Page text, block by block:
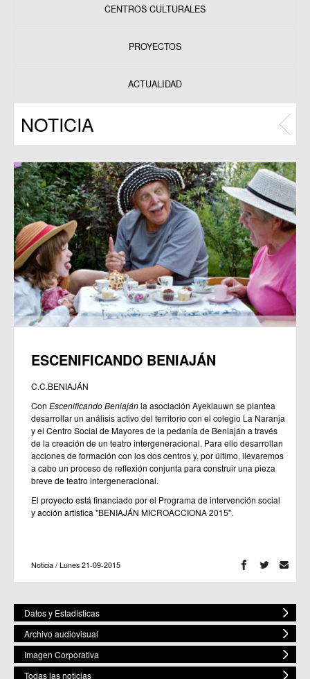
CENTROS CULTURALES
PROYECTOS
Programas
ACTUALIDAD
NOTICIA
ESCENIFICANDO BENIAJÁN
C.C.BENIAJÁN
Con Escenificando Beniajánla asociación Ayeklauwn se plantea
desarrollar un análisis activo del territorio con el colegio La Naranja
y el Centro Social de Mayores de la pedanía de Beniaján a través
de la creación de un teatro intergeneracional. Para ello desarrollan
acciones de formación con los dos centros y, por último, llevaremos
a cabo un proceso de reflexión conjunta para construir una pieza
breve de teatro intergeneracional.
El proyecto está financiado por el Programa de intervención social
y acción artística "BENIAJÁN MICROACCIONA 2015".
Noticia / Lunes 21-09-2015
Datos y Estadísticas
Archivo audiovisual
Imagen Corporativa
Todas las noticias